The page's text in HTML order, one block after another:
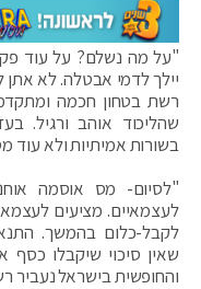
"על מה נשלם? על עוד
יילך לדמי אבטלה. לא
רשת בטחון חכמה
שהליכוד אוהב ורגיל.
בשורות אמיתיות ולא עוד
"לסיום- מס אוסמה
לעצמאיים. מציעים
לקבל-כלום בהמשך.
שאין סיכוי שיקבלו
והחופשית בישראל נעביר